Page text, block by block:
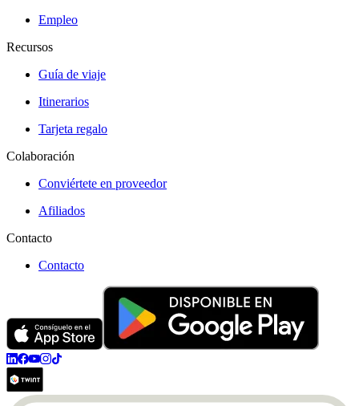
Empleo
Recursos
Guía de viaje
Itinerarios
Tarjeta regalo
Colaboración
Conviértete en proveedor
Afiliados
Contacto
Contacto